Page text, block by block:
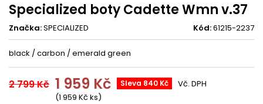
Specialized boty Cadette Wmn v.37
Značka:SPECIALIZED Kód:61215-2237
black / carbon / emerald green
2 799 Kč 1 959 Kč Sleva 840 Kč
(1 959 Kč ks)
Vč. DPH